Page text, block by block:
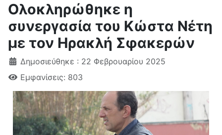
Ολοκληρώθηκε η
συνεργασία του Κώστα Νέτη
με τον Ηρακλή Σφακερών
Δημοσιεύθηκε : 22 Φεβρουαρίου 2025
Εμφανίσεις: 803